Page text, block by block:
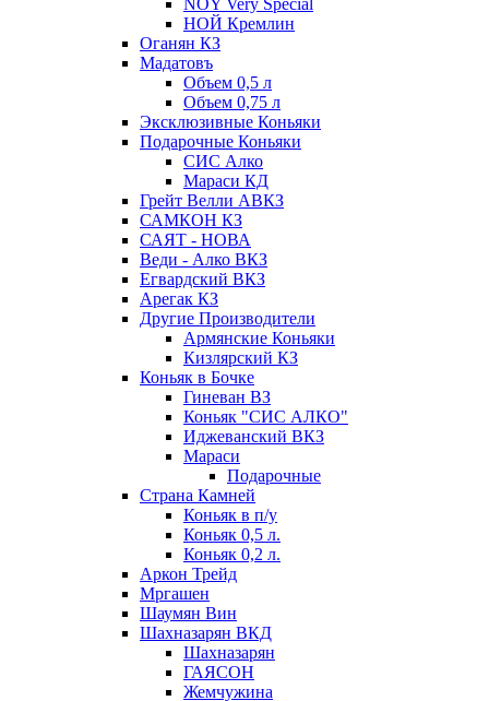
NOY Very Speсial
НОЙ Кремлин
Оганян КЗ
Мадатовъ
Объем 0,5 л
Объем 0,75 л
Эксклюзивные Коньяки
Подарочные Коньяки
СИС Алко
Мараси КД
Грейт Велли АВКЗ
САМКОН КЗ
САЯТ - НОВА
Веди - Алко ВКЗ
Егвардский ВКЗ
Арегак КЗ
Другие Производители
Армянские Коньяки
Кизлярский КЗ
Коньяк в Бочке
Гиневан ВЗ
Коньяк "СИС АЛКО"
Иджеванский ВКЗ
Мараси
Подарочные
Страна Камней
Коньяк в п/у
Коньяк 0,5 л.
Коньяк 0,2 л.
Аркон Трейд
Мргашен
Шаумян Вин
Шахназарян ВКД
Шахназарян
ГАЯСОН
Жемчужина